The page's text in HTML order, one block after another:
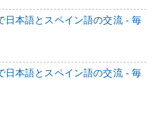
日本語とスペイン語の交流 - 毎
日本語とスペイン語の交流 - 毎